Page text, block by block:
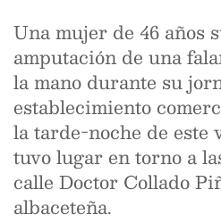
Una mujer de 46 años
amputación de una
la mano durante su
establecimiento
la tarde-noche de este
tuvo lugar en torno a
calle Doctor Collado
albaceteña.